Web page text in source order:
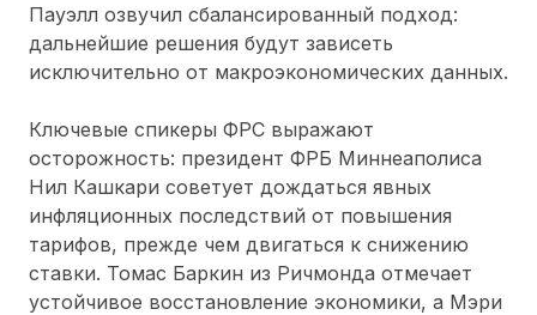
Пауэлл озвучил сбалансированный подход:
дальнейшие решения будут зависеть
исключительно от макроэкономических данных.
Ключевые спикеры ФРС выражают
осторожность: президент ФРБ Миннеаполиса
Нил Кашкари советует дождаться явных
инфляционных последствий от повышения
тарифов, прежде чем двигаться к снижению
ставки. Томас Баркин из Ричмонда отмечает
устойчивое восстановление экономики, а Мэри